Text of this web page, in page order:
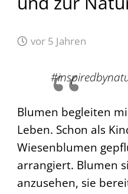
vor 5 Jahren
Blumen begleiten
Leben. Schon als
Wiesenblumen
arrangiert. Blumen
anzusehen, sie